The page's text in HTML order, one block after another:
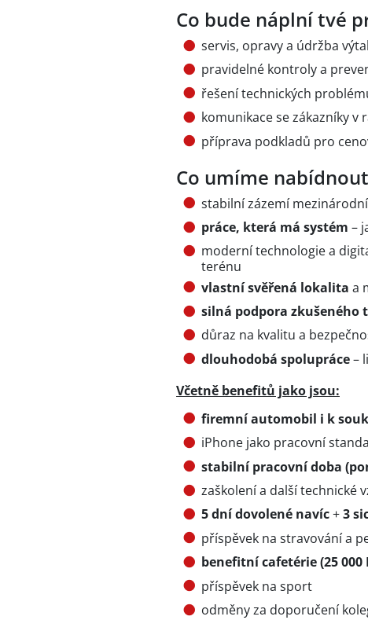
Co bude náplní tvé
servis, opravy a údržba
pravidelné kontroly a
řešení technických
komunikace se zákazníky v
příprava podkladů pro
Co umíme
stabilní zázemí
práce, která má systém –
moderní technologie a
terénu
vlastní svěřená lokalita a
silná podpora zkušeného
důraz na kvalitu a
dlouhodobá spolupráce–
Včetně benefitů jako jsou:
firemní automobil i k
iPhone jako pracovní
stabilní pracovní doba
zaškolení a další technické
5 dní dovolené navíc+3
příspěvek na stravování a
benefitní cafetérie (25 000
příspěvek na sport
odměny za doporučení